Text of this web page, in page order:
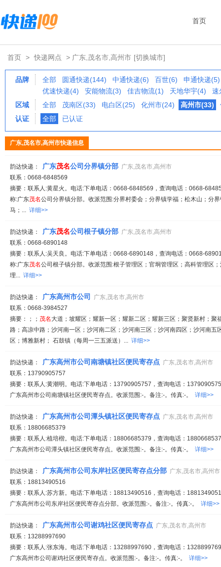
首页
首页 > 快递网点 > 广东,茂名市,高州市 [切换城市]
品牌 全部 圆通快递(144) 中通快递(6) 百世(6)
申通快递(5)
优速快递(4)
安能物流(3) 佳吉物流(1) 天地华宇(4)
速
区域
全部 茂南区(33) 电白区(25) 化州市(24) 高州市(33)
认证
全部 已认证
广东,茂名市,高州市快递信息
韵达快递： 广东茂名公司分界镇分部 广东,茂名市,高州市
联系：0668-6848569
摘要：联系人:黄星火。电话:下单电话：0668-6848569，查询电话：0668-
称:广东茂名公司分界镇分部。收派范围:分界村委会；分界镇学福；松木山；分
马；... 详细>>
韵达快递： 广东茂名公司根子镇分部 广东,茂名市,高州市
联系：0668-6890148
摘要：联系人:吴天良。电话:下单电话：0668-6890148，查询电话：0668-
称:广东茂名公司根子镇分部。收派范围:根子管理区；官垌管理区；高科管理区
理... 详细>>
韵达快递： 广东高州市公司
广东,茂名市,高州市
联系：0668-3984527
摘要：；； 茂名 大道；坡耀区；耀新一区；耀新二区；耀新三区；聚贤新村；聚
路；高凉中路；沙河南一区；沙河南二区；沙河南三区；沙河南四区；沙河南五
区；博雅新村； 石鼓镇（每周一三五派送）... 详细>>
韵达快递： 广东高州市公司南塘镇社区便民寄存点 广东,茂名市,高州市
联系：13790905757
摘要：联系人:黄潮明。电话:下单电话：13790905757，查询电话：
广东高州市公司南塘镇社区便民寄存点。收派范围:-。备注:-。传真:-。 详细>>
韵达快递： 广东高州市公司潭头镇社区便民寄存点 广东,茂名市,高州市
联系：18806685379
摘要：联系人:植培楷。电话:下单电话：18806685379，查询电话：
广东高州市公司潭头镇社区便民寄存点。收派范围:-。备注:-。传真:-。 详细>>
韵达快递： 广东高州市公司东岸社区便民寄存点分部 广东,茂名市,高州市
联系：18813490516
摘要：联系人:苏方新。电话:下单电话：18813490516，查询电话：
广东高州市公司东岸社区便民寄存点分部。收派范围:-。备注:-。传真:-。 详细>>
韵达快递： 广东高州市公司谢鸡社区便民寄存点 广东,茂名市,高州市
联系：13288997690
摘要：联系人:张东海。电话:下单电话：13288997690，查询电话：
广东高州市公司谢鸡社区便民寄存点。收派范围:-。备注:-。传真:-。 详细>>